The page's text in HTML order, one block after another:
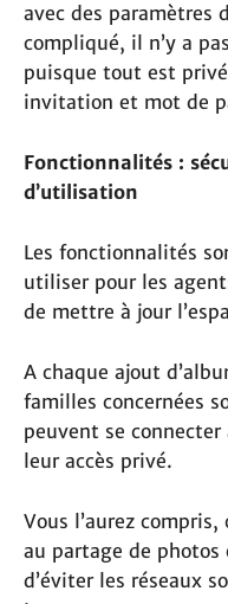
avec des paramètres
compliqué, il n’y a
puisque tout est
invitation et mot de
Fonctionnalités :
d’utilisation
Les fonctionnalités
utiliser pour les
de mettre à jour
A chaque ajout
familles concernées
peuvent se connecter
leur accès privé.
Vous l’aurez
au partage de photos
d’éviter les réseaux